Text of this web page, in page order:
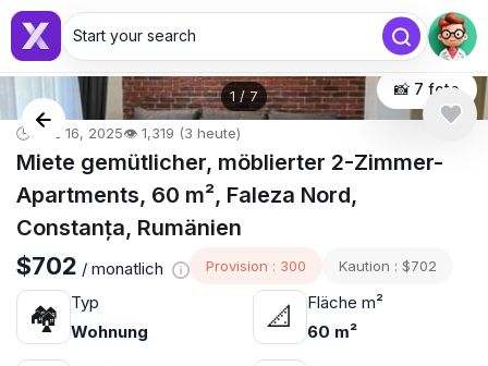
Start your search
1 / 7 📸 7 foto
🕒 Dez 16, 2025👁️ 1,319 (3 heute)
Miete gemütlicher, möblierter 2-Zimmer-
Apartments, 60 m², Faleza Nord,
Constanța, Rumänien
$702 / monatlich Provision : 300 Kaution : $702
🏘
Typ
Wohnung
📐
Fläche m²
60 m²